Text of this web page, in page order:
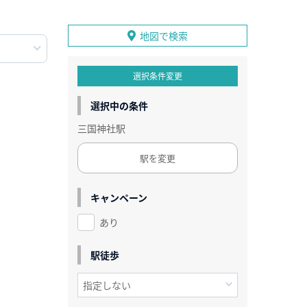
地図で検索
選択条件変更
選択中の条件
三国神社駅
駅を変更
キャンペーン
あり
駅徒歩